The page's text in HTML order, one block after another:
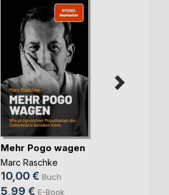
Mehr Pogo wagen
Marc Raschke
10,00 € Buch
5,99 € E-Book